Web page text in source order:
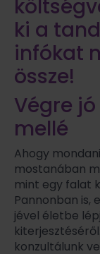
ki a
infókat
össze!
Végre
mellé
Ahogy
mostanában
mint egy falat
Pannonban is,
jével életbe
konzultálunk